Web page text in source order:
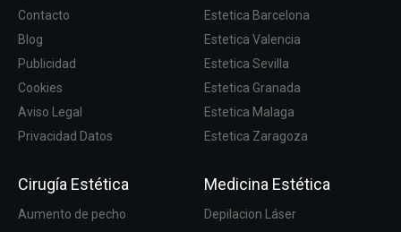
Contacto
Blog
Publicidad
Cookies
Aviso Legal
Privacidad Datos
Estetica Barcelona
Estetica Valencia
Estetica Sevilla
Estetica Granada
Estetica Malaga
Estetica Zaragoza
Cirugía Estética
Aumento de pecho
Medicina Estética
Depilacion Láser